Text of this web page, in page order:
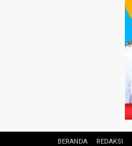
BERANDA REDAKSI